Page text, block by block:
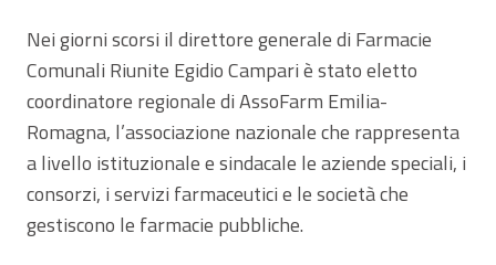
Nei giorni scorsi il direttore generale di Farmacie
Comunali Riunite Egidio Campari è stato eletto
coordinatore regionale di AssoFarm Emilia-
Romagna, l’associazione nazionale che rappresenta
a livello istituzionale e sindacale le aziende speciali, i
consorzi, i servizi farmaceutici e le società che
gestiscono le farmacie pubbliche.